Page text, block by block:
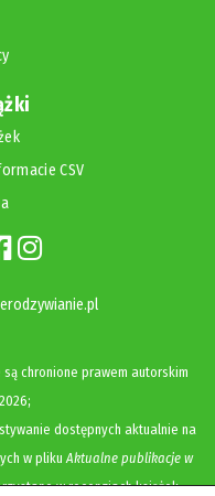
CSV
chronione prawem autorskim
dostępnych aktualnie na
w pliku Aktualne publikacje w
w recenzjach książek,